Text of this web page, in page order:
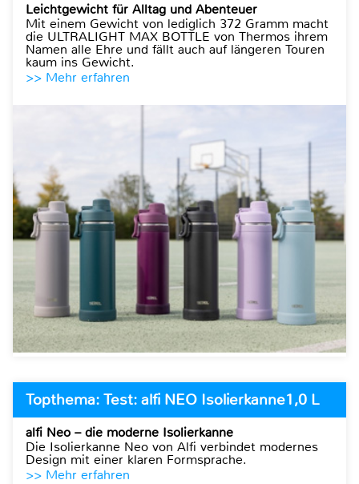
Leichtgewicht für Alltag und Abenteuer
Mit einem Gewicht von lediglich 372 Gramm macht
die ULTRALIGHT MAX BOTTLE von Thermos ihrem
Namen alle Ehre und fällt auch auf längeren Touren
kaum ins Gewicht.
>> Mehr erfahren
Topthema: Test: alfi NEO Isolierkanne1,0 L
alfi Neo – die moderne Isolierkanne
Die Isolierkanne Neo von Alfi verbindet modernes
Design mit einer klaren Formsprache.
>> Mehr erfahren